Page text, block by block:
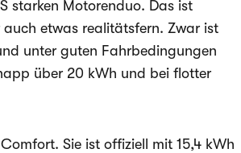
starken Motorenduo. Das ist
etwas realitätsfern. Zwar ist
unter guten Fahrbedingungen
über 20 kWh und bei flotter
Sie ist offiziell mit 15,4 kWh